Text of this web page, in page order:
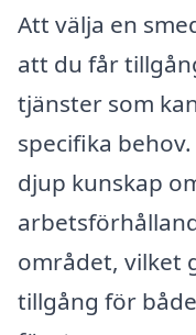
Att välja en
att du får
tjänster som
specifika
djup kunskap
området, vilket
tillgång för